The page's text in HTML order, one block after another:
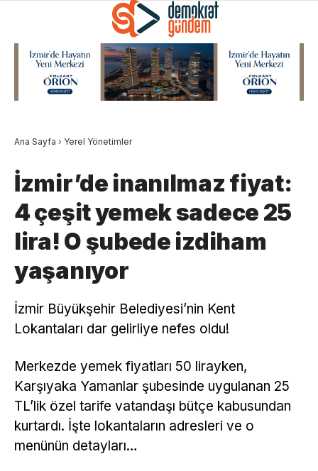
Ana Sayfa › Yerel Yönetimler
İzmir’de inanılmaz fiyat:
4 çeşit yemek sadece 25
lira! O şubede izdiham
yaşanıyor
İzmir Büyükşehir Belediyesi’nin Kent
Lokantaları dar gelirliye nefes oldu!
Merkezde yemek fiyatları 50 lirayken,
Karşıyaka Yamanlar şubesinde uygulanan 25
TL’lik özel tarife vatandaşı bütçe kabusundan
kurtardı. İşte lokantaların adresleri ve o
menünün detayları…